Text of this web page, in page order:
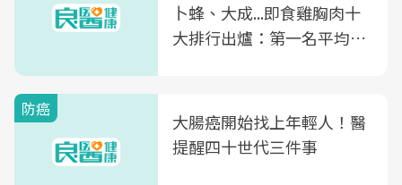
卜蜂、大成...即食雞胸肉十
大排行出爐：第一名平均一
防癌
大腸癌開始找上年輕人！醫
提醒四十世代三件事